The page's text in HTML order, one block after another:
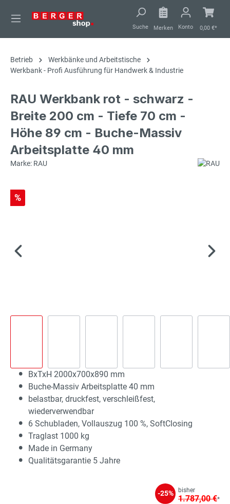
springen
Suche Merken Konto 0,00 €*
Betrieb
Werkbänke und Arbeitstische
Werkbank - Profi Ausführung für Handwerk & Industrie
RAU Werkbank rot - schwarz -
Breite 200 cm - Tiefe 70 cm -
Höhe 89 cm - Buche-Massiv
Arbeitsplatte 40 mm
Marke: RAU
%
BxTxH 2000x700x890 mm
Buche-Massiv Arbeitsplatte 40 mm
belastbar, druckfest, verschleißfest,
wiederverwendbar
6 Schubladen, Vollauszug 100 %, SoftClosing
Traglast 1000 kg
Made in Germany
Qualitätsgarantie 5 Jahre
-25% bisher
1.787,00 €*